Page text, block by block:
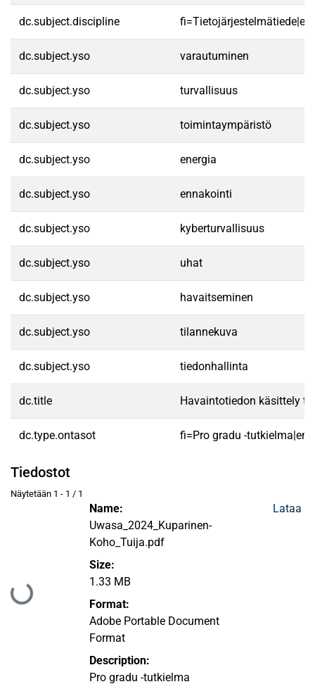
dc.subject.discipline
dc.subject.yso varautuminen
dc.subject.yso turvallisuus
dc.subject.yso toimintaympäristö
dc.subject.yso energia
dc.subject.yso ennakointi
dc.subject.yso kyberturvallisuus
dc.subject.yso uhat
dc.subject.yso havaitseminen
dc.subject.yso tilannekuva
dc.subject.yso tiedonhallinta
dc.title Havaintotiedon käsittely
dc.type.ontasot fi=Pro gradu -
Tiedostot
Näytetään 1 - 1 / 1
Ladataan...
Name:
Uwasa_2024_Kuparinen-
Koho_Tuija.pdf
Size:
1.33 MB
Format:
Adobe Portable Document
Format
Description:
Pro gradu -tutkielma
Lataa